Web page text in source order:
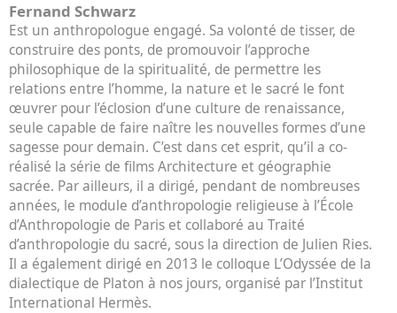
Fernand Schwarz
Est un anthropologue engagé. Sa volonté de tisser, de
construire des ponts, de promouvoir l’approche
philosophique de la spiritualité, de permettre les
relations entre l’homme, la nature et le sacré le font
œuvrer pour l’éclosion d’une culture de renaissance,
seule capable de faire naître les nouvelles formes d’une
sagesse pour demain. C’est dans cet esprit, qu’il a co-
réalisé la série de films Architecture et géographie
sacrée. Par ailleurs, il a dirigé, pendant de nombreuses
années, le module d’anthropologie religieuse à l’École
d’Anthropologie de Paris et collaboré au Traité
d’anthropologie du sacré, sous la direction de Julien Ries.
Il a également dirigé en 2013 le colloque L’Odyssée de la
dialectique de Platon à nos jours, organisé par l’Institut
International Hermès.